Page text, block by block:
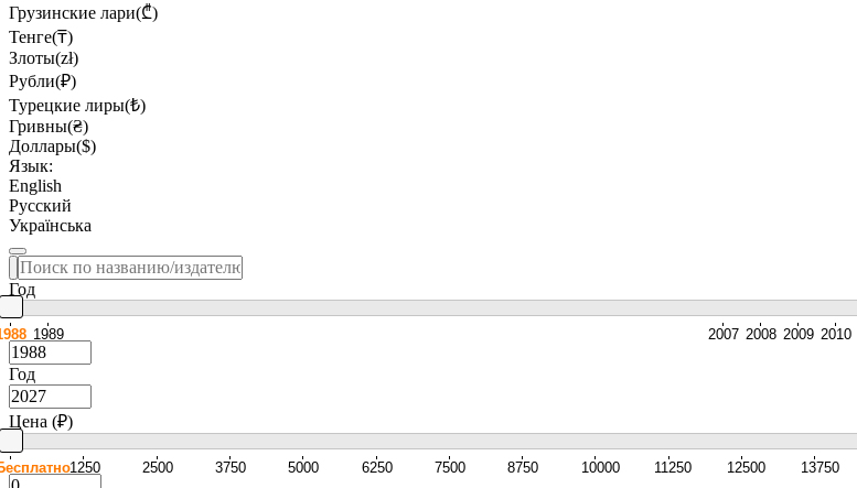
Грузинские лари(₾)
Тенге(₸)
Злоты(zł)
Рубли(₽)
Турецкие лиры(₺)
Гривны(₴)
Доллары($)
Язык:
English
Русский
Українська
Год
1989 2007 2008 2009 2010
Год
Цена (₽)
1250 2500 3750 5000 6250 7500 8750 10000 11250 12500 13750